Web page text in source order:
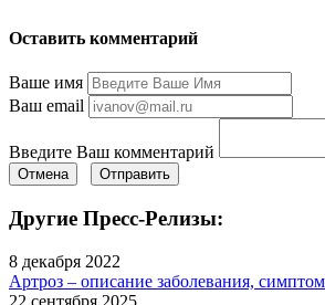
Оставить комментарий
Ваше имя
Ваш email
Введите Ваш комментарий
Отмена Отправить
Другие Пресс-Релизы:
8 декабря 2022
Артроз – описание заболевания,
22 сентября 2025